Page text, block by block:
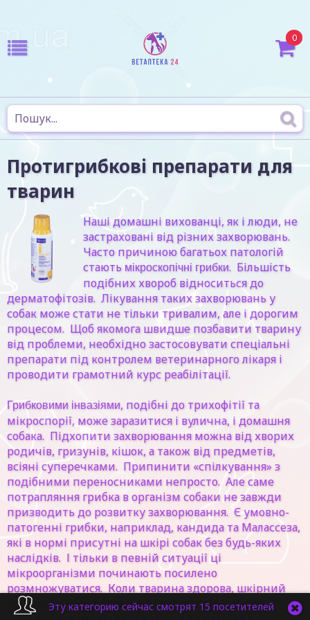
0
Протигрибкові препарати для
тварин
Наші домашні вихованці, як і люди, не
застраховані від різних захворювань.
Часто причиною багатьох патологій
стають мікроскопічні грибки. Більшість
подібних хвороб відноситься до
дерматофітозів. Лікування таких захворювань у
собак може стати не тільки тривалим, але і дорогим
процесом. Щоб якомога швидше позбавити тварину
від проблеми, необхідно застосовувати спеціальні
препарати під контролем ветеринарного лікаря і
проводити грамотний курс реабілітації.
Грибковими інвазіями, подібні до трихофітії та
мікроспорії, може заразитися і вулична, і домашня
собака. Підхопити захворювання можна від хворих
родичів, гризунів, кішок, а також від предметів,
всіяні суперечками. Припинити «спілкування» з
подібними переносниками непросто. Але саме
потрапляння грибка в організм собаки не завжди
призводить до розвитку захворювання. Є умовно-
патогенні грибки, наприклад, кандида та Малассеза,
які в нормі присутні на шкірі собак без будь-яких
наслідків. І тільки в певній ситуації ці
мікроорганізми починають посилено
розмножуватися. Коли тварина здорова, шкірний
покрив не роздратований, немає пошкоджень і
Эту категорию сейчас смотрят 15 посетителей